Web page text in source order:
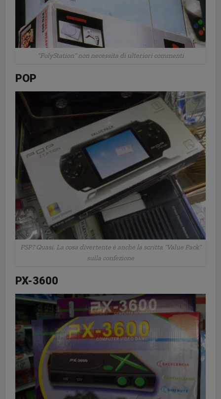
“PolyStation” non necessita di ulteriori commenti
POP
PSP? Quasi. La cosa divertente è anche la scritta “Value Pack”
sulla confezione
PX-3600